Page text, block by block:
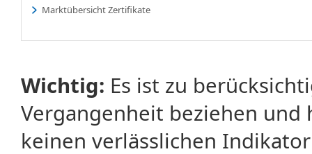
Marktübersicht Zertifikate
Wichtig: Es ist zu
Vergangenheit beziehen
keinen verlässlichen